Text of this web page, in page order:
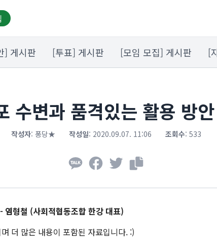
] 게시판 [투표] 게시판 [모임 모집] 게시판 [
수변과 품격있는 활용 방
작성자: 퐁당★ 작성일: 2020.09.07. 11:06 조회수: 533
염형철 (사회적협동조합 한강 대표)
더 많은 내용이 포함된 자료입니다. :)